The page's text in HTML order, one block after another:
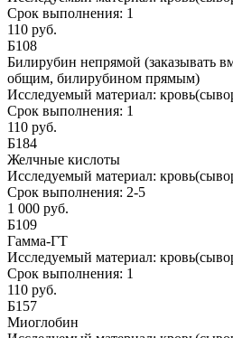
Срок выполнения: 1
110 руб.
Б108
Билирубин непрямой (заказывать
общим, билирубином прямым)
Исследуемый материал:
Срок выполнения: 1
110 руб.
Б184
Желчные кислоты
Исследуемый материал:
Срок выполнения: 2-5
1 000 руб.
Б109
Гамма-ГТ
Исследуемый материал:
Срок выполнения: 1
110 руб.
Б157
Миоглобин